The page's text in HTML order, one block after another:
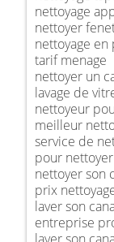
nettoyage
nettoyer
nettoyage
tarif menage
nettoyer un
lavage de
nettoyeur
meilleur
service de
pour
nettoyer son
prix
laver son
entreprise
laver son